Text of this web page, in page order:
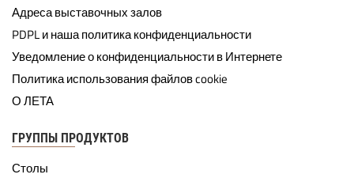
Адреса выставочных залов
PDPL и наша политика конфиденциальности
Уведомление о конфиденциальности в Интернете
Политика использования файлов cookie
О ЛЕТА
ГРУППЫ ПРОДУКТОВ
Столы